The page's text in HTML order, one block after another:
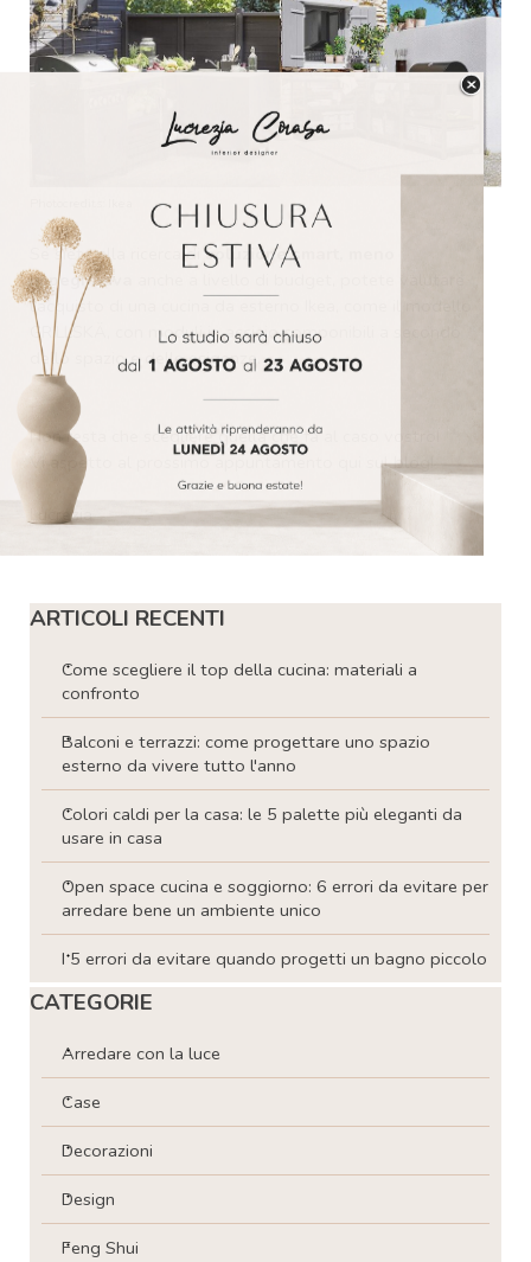
Se siete alla ricerca di soluzione smart, meno
impegnativa
l’acquisto di una cucina da esterno Ikea, come il modello
GRILLSKÄ, con moduli in acciaio componibili a secondo
dello spazio e delle esigenze.
Non resta che scegliere quella che fa al caso vostro!
Vi aspetto al prossimo appuntamento qui sul blog!
Lucrezia
Salta blocco ARTICOLI RECENTI
ARTICOLI RECENTI
Come scegliere il top della cucina: materiali a
confronto
Balconi e terrazzi: come progettare uno spazio
esterno da vivere tutto l'anno
Colori caldi per la casa: le 5 palette più eleganti da
usare in casa
Open space cucina e soggiorno: 6 errori da evitare per
arredare bene un ambiente unico
I 5 errori da evitare quando progetti un bagno piccolo
Salta blocco CATEGORIE
CATEGORIE
Arredare con la luce
Case
Decorazioni
Design
Feng Shui